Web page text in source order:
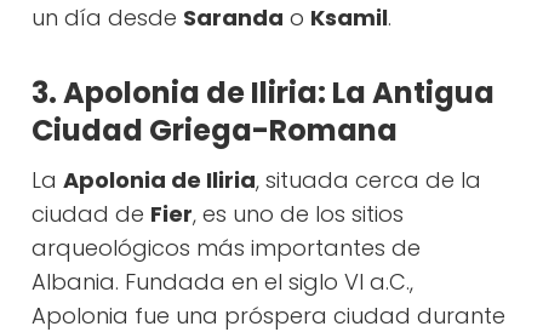
un día desde Saranda o Ksamil.
3. Apolonia de Iliria: La Antigua
Ciudad Griega-Romana
La Apolonia de Iliria, situada cerca de la
ciudad de Fier, es uno de los sitios
arqueológicos más importantes de
Albania. Fundada en el siglo VI a.C.,
Apolonia fue una próspera ciudad durante